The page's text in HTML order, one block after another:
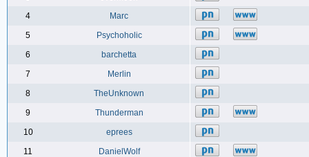
4
Marc
5
Psychoholic
6
barchetta
7
Merlin
8
TheUnknown
9
Thunderman
10
eprees
11
DanielWolf